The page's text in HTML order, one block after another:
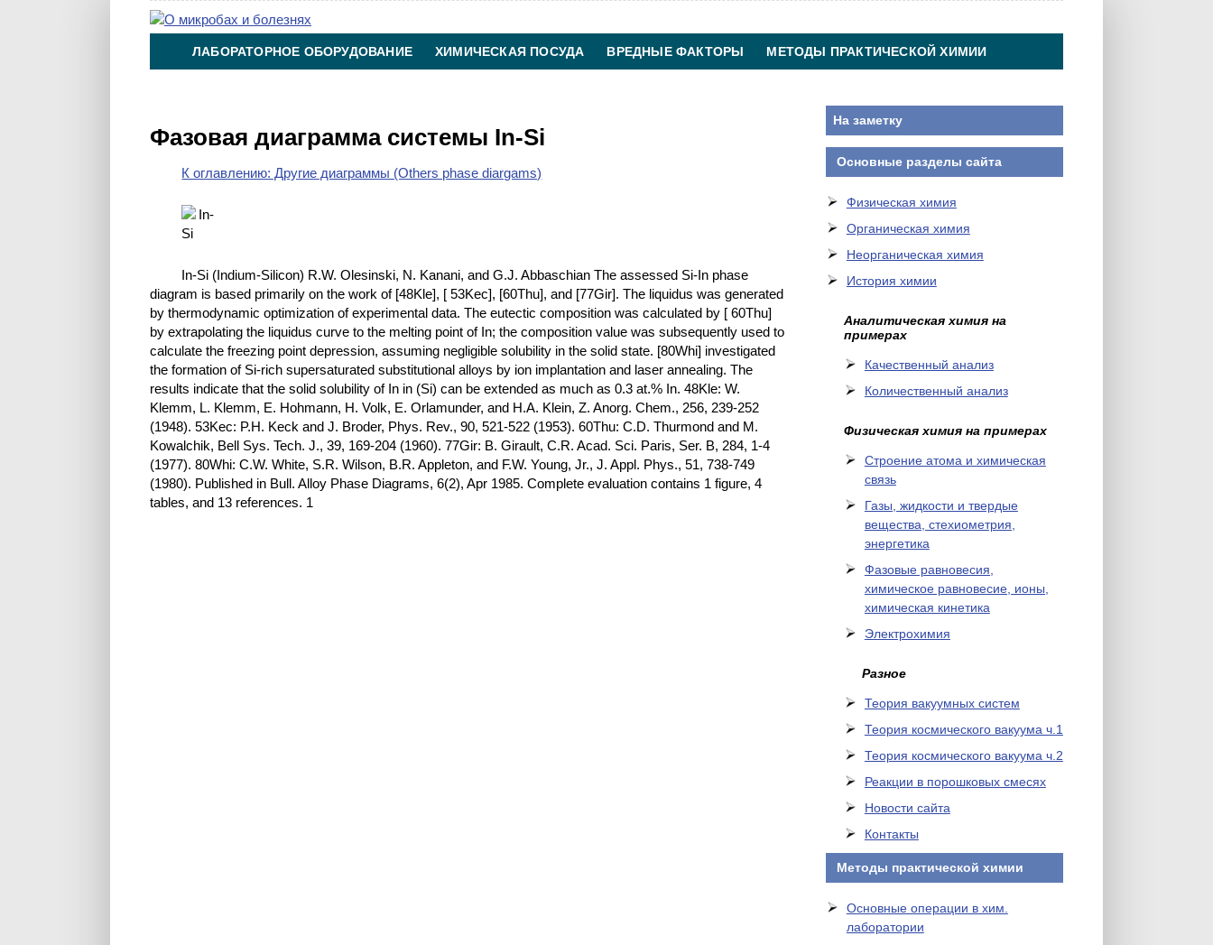
ЛАБОРАТОРНОЕ ОБОРУДОВАНИЕ ХИМИЧЕСКАЯ ПОСУДА ВРЕДНЫЕ ФАКТОРЫ МЕТОДЫ ПРАКТИЧЕСКОЙ ХИМИИ
Фазовая диаграмма системы In-Si
К оглавлению: Другие диаграммы (Others phase diargams)
In-Si (Indium-Silicon) R.W. Olesinski, N. Kanani, and G.J. Abbaschian The assessed Si-In phase
diagram is based primarily on the work of [48Kle], [ 53Kec], [60Thu], and [77Gir]. The liquidus was generated
by thermodynamic optimization of experimental data. The eutectic composition was calculated by [ 60Thu]
by extrapolating the liquidus curve to the melting point of In; the composition value was subsequently used to
calculate the freezing point depression, assuming negligible solubility in the solid state. [80Whi] investigated
the formation of Si-rich supersaturated substitutional alloys by ion implantation and laser annealing. The
results indicate that the solid solubility of In in (Si) can be extended as much as 0.3 at.% In. 48Kle: W.
Klemm, L. Klemm, E. Hohmann, H. Volk, E. Orlamunder, and H.A. Klein, Z. Anorg. Chem., 256, 239-252
(1948). 53Kec: P.H. Keck and J. Broder, Phys. Rev., 90, 521-522 (1953). 60Thu: C.D. Thurmond and M.
Kowalchik, Bell Sys. Tech. J., 39, 169-204 (1960). 77Gir: B. Girault, C.R. Acad. Sci. Paris, Ser. B, 284, 1-4
(1977). 80Whi: C.W. White, S.R. Wilson, B.R. Appleton, and F.W. Young, Jr., J. Appl. Phys., 51, 738-749
(1980). Published in Bull. Alloy Phase Diagrams, 6(2), Apr 1985. Complete evaluation contains 1 figure, 4
tables, and 13 references. 1
На заметку
Основные разделы сайта
Физическая химия
Органическая химия
Неорганическая химия
История химии
Аналитическая химия на
примерах
Качественный анализ
Количественный анализ
Физическая химия на примерах
Cтроение атома и химическая
связь
Газы, жидкости и твердые
вещества, стехиометрия,
энергетика
Фазовые равновесия,
химическое равновесие, ионы,
химическая кинетика
Электрохимия
Разное
Теория вакуумных систем
Теория космического вакуума ч.1
Теория космического вакуума ч.2
Реакции в порошковых смесях
Новости сайта
Контакты
Методы практической химии
Основные операции в хим.
лаборатории